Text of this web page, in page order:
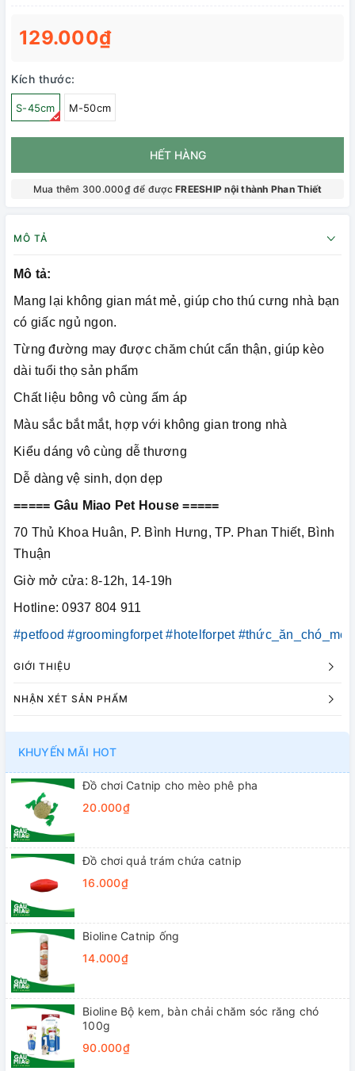
129.000₫
Kích thước:
S-45cm M-50cm
HẾT HÀNG
Mua thêm 300.000₫ để đượcFREESHIP nội thành Phan Thiết
MÔ TẢ
Mô tả:
Mang lại không gian mát mẻ, giúp cho thú cưng nhà bạn
có giấc ngủ ngon.
Từng đường may được chăm chút cẩn thận, giúp kèo
dài tuổi thọ sản phẩm
Chất liệu bông vô cùng ấm áp
Màu sắc bắt mắt, hợp với không gian trong nhà
Kiểu dáng vô cùng dễ thương
Dễ dàng vệ sinh, dọn dẹp
===== Gâu Miao Pet House =====
70 Thủ Khoa Huân, P. Bình Hưng, TP. Phan Thiết, Bình
Thuận
Giờ mở cửa: 8-12h, 14-19h
Hotline: 0937 804 911
#petfood #groomingforpet #hotelforpet #thức_ăn_chó_mèo
GIỚI THIỆU
NHẬN XÉT SẢN PHẨM
KHUYẾN MÃI HOT
Đồ chơi Catnip cho mèo phê pha
20.000₫
Đồ chơi quả trám chứa catnip
16.000₫
Bioline Catnip ống
14.000₫
Bioline Bộ kem, bàn chải chăm sóc răng chó
100g
90.000₫